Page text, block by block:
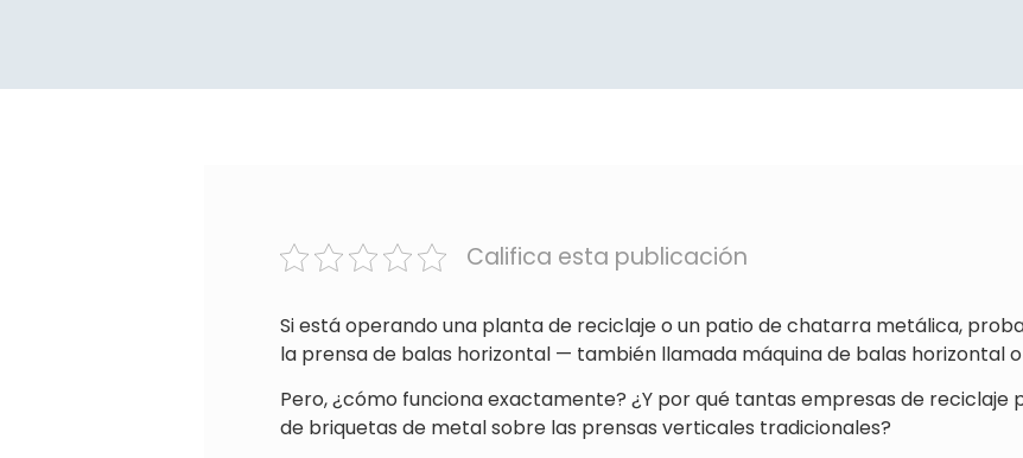
Califica esta publicación
Si está operando una planta de reciclaje o un patio de chatarra metálica,
la prensa de balas horizontal — también llamada máquina de balas horizontal
Pero, ¿cómo funciona exactamente? ¿Y por qué tantas empresas de reciclaje
de briquetas de metal sobre las prensas verticales tradicionales?